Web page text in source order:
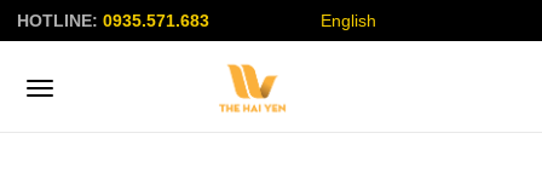
HOTLINE: 0935.571.683 English